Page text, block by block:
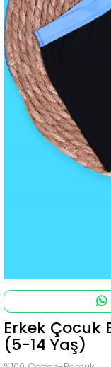
Erkek Çocuk
(5-14 Yaş)